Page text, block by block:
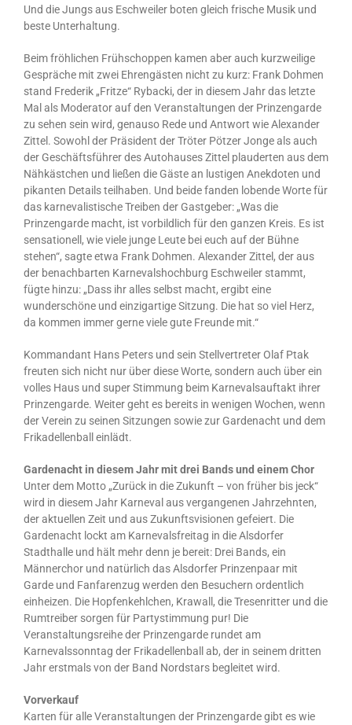
Und die Jungs aus Eschweiler boten gleich frische Musik und
beste Unterhaltung.
Beim fröhlichen Frühschoppen kamen aber auch kurzweilige
Gespräche mit zwei Ehrengästen nicht zu kurz: Frank Dohmen
stand Frederik „Fritze“ Rybacki, der in diesem Jahr das letzte
Mal als Moderator auf den Veranstaltungen der Prinzengarde
zu sehen sein wird, genauso Rede und Antwort wie Alexander
Zittel. Sowohl der Präsident der Tröter Pötzer Jonge als auch
der Geschäftsführer des Autohauses Zittel plauderten aus dem
Nähkästchen und ließen die Gäste an lustigen Anekdoten und
pikanten Details teilhaben. Und beide fanden lobende Worte für
das karnevalistische Treiben der Gastgeber: „Was die
Prinzengarde macht, ist vorbildlich für den ganzen Kreis. Es ist
sensationell, wie viele junge Leute bei euch auf der Bühne
stehen“, sagte etwa Frank Dohmen. Alexander Zittel, der aus
der benachbarten Karnevalshochburg Eschweiler stammt,
fügte hinzu: „Dass ihr alles selbst macht, ergibt eine
wunderschöne und einzigartige Sitzung. Die hat so viel Herz,
da kommen immer gerne viele gute Freunde mit.“
Kommandant Hans Peters und sein Stellvertreter Olaf Ptak
freuten sich nicht nur über diese Worte, sondern auch über ein
volles Haus und super Stimmung beim Karnevalsauftakt ihrer
Prinzengarde. Weiter geht es bereits in wenigen Wochen, wenn
der Verein zu seinen Sitzungen sowie zur Gardenacht und dem
Frikadellenball einlädt.
Gardenacht in diesem Jahr mit drei Bands und einem Chor
Unter dem Motto „Zurück in die Zukunft – von früher bis jeck“
wird in diesem Jahr Karneval aus vergangenen Jahrzehnten,
der aktuellen Zeit und aus Zukunftsvisionen gefeiert. Die
Gardenacht lockt am Karnevalsfreitag in die Alsdorfer
Stadthalle und hält mehr denn je bereit: Drei Bands, ein
Männerchor und natürlich das Alsdorfer Prinzenpaar mit
Garde und Fanfarenzug werden den Besuchern ordentlich
einheizen. Die Hopfenkehlchen, Krawall, die Tresenritter und die
Rumtreiber sorgen für Partystimmung pur! Die
Veranstaltungsreihe der Prinzengarde rundet am
Karnevalssonntag der Frikadellenball ab, der in seinem dritten
Jahr erstmals von der Band Nordstars begleitet wird.
Vorverkauf
Karten für alle Veranstaltungen der Prinzengarde gibt es wie